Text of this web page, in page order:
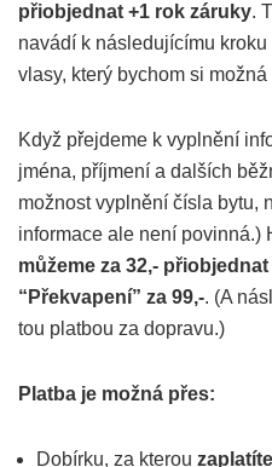
přiobjednat +1 rok záruky.
navádí k následujícímu
vlasy, který bychom si
Když přejdeme k vyplnění
jména, příjmení a dalších
možnost vyplnění čísla bytu,
informace ale není povinná.)
můžeme za 32,-
“Překvapení” za 99,-. (A
tou platbou za dopravu.)
Platba je možná přes:
Dobírku, za kterou